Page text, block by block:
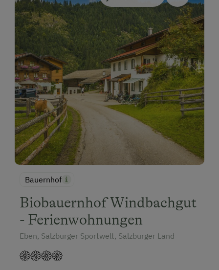
Bauernhof
Biobauernhof Windbachgut
- Ferienwohnungen
Eben, Salzburger Sportwelt, Salzburger Land